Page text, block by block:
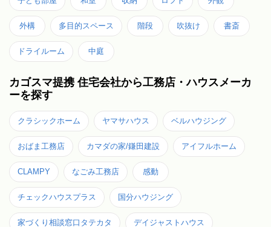
外構 多目的スペース 階段 吹抜け 書斎
ドライルーム 中庭
カゴスマ提携 住宅会社から工務店・ハウスメーカ
ーを探す
クラシックホーム ヤマサハウス ベルハウジング
おばま工務店 カマダの家/鎌田建設 アイフルホーム
CLAMPY なごみ工務店 感動
チェックハウスプラス 国分ハウジング
家づくり相談窓口タテカタ デイジャストハウス